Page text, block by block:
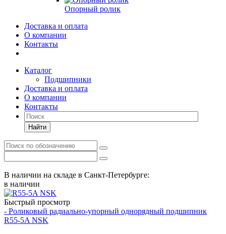
Опорный ролик
Доставка и оплата
О компании
Контакты
Каталог
Подшипники
Доставка и оплата
О компании
Контакты
Найти
В наличии на складе в Санкт-Петербурге:
в наличии
Быстрый просмотр
- Роликовый радиально-упорный однорядный подшипник
R55-5A NSK